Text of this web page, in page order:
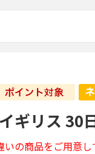
ギリス 30
いの商品をご用意